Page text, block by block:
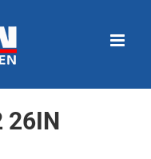
26IN